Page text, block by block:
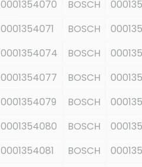
0001354070 BOSCH
0001354071 BOSCH
0001354074 BOSCH
0001354077 BOSCH
0001354079 BOSCH
0001354080 BOSCH
0001354081 BOSCH